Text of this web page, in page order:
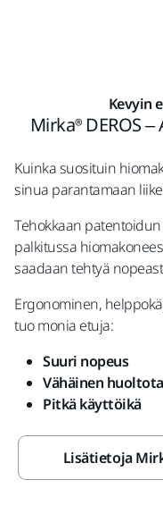
Kevyin
Mirka® DEROS
Kuinka suosituin
sinua parantamaan
Tehokkaan
palkitussa
saadaan tehtyä
Ergonominen,
tuo monia etuja:
Suuri nopeus
Vähäinen
Pitkä käyttöikä
Lisätietoja